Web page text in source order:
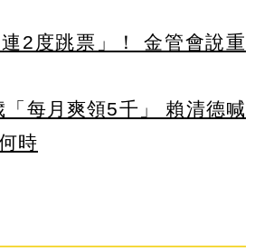
2度跳票」！ 金管會說重
每月爽領5千」 賴清德喊
時